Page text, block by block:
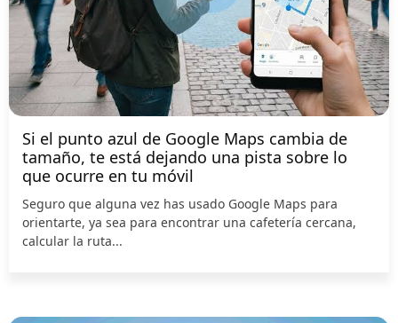
Si el punto azul de Google Maps cambia de
tamaño, te está dejando una pista sobre lo
que ocurre en tu móvil
Seguro que alguna vez has usado Google Maps para
orientarte, ya sea para encontrar una cafetería cercana,
calcular la ruta...